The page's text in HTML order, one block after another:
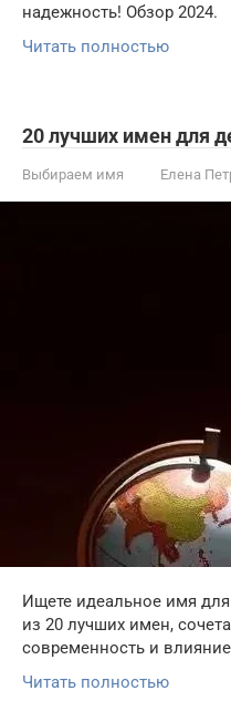
надежность! Обзор 2024.
Читать полностью
20 лучших имен для
Выбираем имя Елена
Ищете идеальное имя
из 20 лучших имен,
современность и
Читать полностью